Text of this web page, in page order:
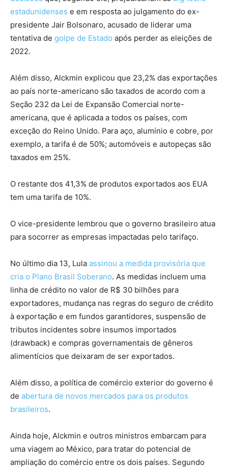
estadunidenses e em resposta ao julgamento do ex-
presidente Jair Bolsonaro, acusado de liderar uma
tentativa de golpe de Estado após perder as eleições de
2022.
Além disso, Alckmin explicou que 23,2% das exportações
ao país norte-americano são taxados de acordo com a
Seção 232 da Lei de Expansão Comercial norte-
americana, que é aplicada a todos os países, com
exceção do Reino Unido. Para aço, alumínio e cobre, por
exemplo, a tarifa é de 50%; automóveis e autopeças são
taxados em 25%.
O restante dos 41,3% de produtos exportados aos EUA
tem uma tarifa de 10%.
O vice-presidente lembrou que o governo brasileiro atua
para socorrer as empresas impactadas pelo tarifaço.
No último dia 13, Lula assinou a medida provisória que
cria o Plano Brasil Soberano. As medidas incluem uma
linha de crédito no valor de R$ 30 bilhões para
exportadores, mudança nas regras do seguro de crédito
à exportação e em fundos garantidores, suspensão de
tributos incidentes sobre insumos importados
(drawback) e compras governamentais de gêneros
alimentícios que deixaram de ser exportados.
Além disso, a política de comércio exterior do governo é
de abertura de novos mercados para os produtos
brasileiros.
Ainda hoje, Alckmin e outros ministros embarcam para
uma viagem ao México, para tratar do potencial de
ampliação do comércio entre os dois países. Segundo